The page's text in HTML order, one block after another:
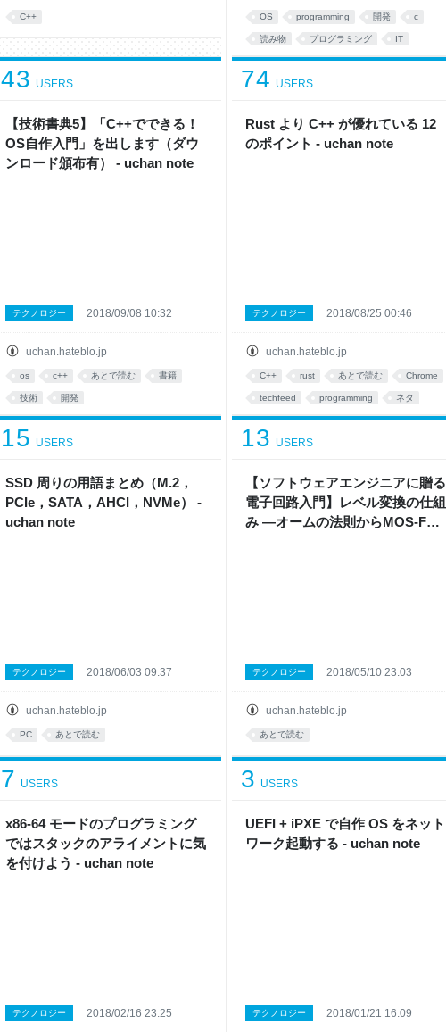
C++ OS programming 開発 c
読み物 プログラミング IT
あとで読む
【技術書典5】「C++でできる！
OS自作入門」を出します（ダウ
ンロード頒布有） - uchan note
43 USERS
uchan.hateblo.jp
テクノロジー 2018/09/08 10:32
os c++ あとで読む 書籍
技術 開発
Rust より C++ が優れている 12
のポイント - uchan note
74 USERS
uchan.hateblo.jp
テクノロジー 2018/08/25 00:46
C++ rust あとで読む Chrome
techfeed programming ネタ
SSD 周りの用語まとめ（M.2，
PCIe，SATA，AHCI，NVMe） -
uchan note
15 USERS
uchan.hateblo.jp
テクノロジー 2018/06/03 09:37
PC あとで読む
【ソフトウェアエンジニアに贈る
電子回路入門】レベル変換の仕組
み ―オームの法則からMOS-FET
13 USERS
uchan.hateblo.jp
テクノロジー 2018/05/10 23:03
あとで読む
x86-64 モードのプログラミング
ではスタックのアライメントに気
を付けよう - uchan note
7 USERS
テクノロジー 2018/02/16 23:25
UEFI + iPXE で自作 OS をネット
ワーク起動する - uchan note
3 USERS
テクノロジー 2018/01/21 16:09